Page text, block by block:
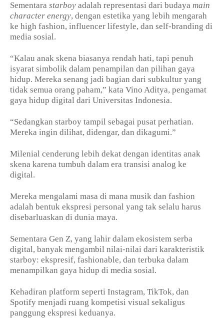
Sementara starboy adalah representasi dari budaya main
character energy, dengan estetika yang lebih mengarah
ke high fashion, influencer lifestyle, dan self-branding di
media sosial.
“Kalau anak skena biasanya rendah hati, tapi penuh
isyarat simbolik dalam penampilan dan pilihan gaya
hidup. Mereka senang jadi bagian dari subkultur yang
tidak semua orang paham,” kata Vino Aditya, pengamat
gaya hidup digital dari Universitas Indonesia.
“Sedangkan starboy tampil sebagai pusat perhatian.
Mereka ingin dilihat, didengar, dan dikagumi.”
Milenial cenderung lebih dekat dengan identitas anak
skena karena tumbuh dalam era transisi analog ke
digital.
Mereka mengalami masa di mana musik dan fashion
adalah bentuk ekspresi personal yang tak selalu harus
disebarluaskan di dunia maya.
Sementara Gen Z, yang lahir dalam ekosistem serba
digital, banyak mengambil nilai-nilai dari karakteristik
starboy: ekspresif, fashionable, dan terbuka dalam
menampilkan gaya hidup di media sosial.
Kehadiran platform seperti Instagram, TikTok, dan
Spotify menjadi ruang kompetisi visual sekaligus
panggung ekspresi keduanya.